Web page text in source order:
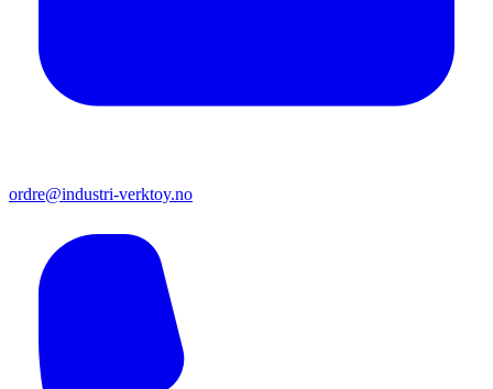
ordre@industri-verktoy.no